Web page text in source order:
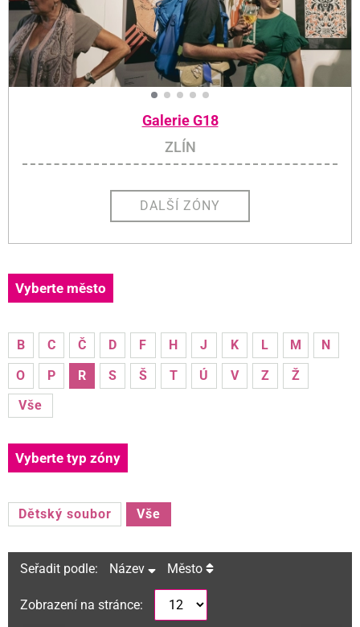
Galerie G18
ZLÍN
DALŠÍ ZÓNY
Vyberte město
B C Č D F H J K L M
N
O
P R S Š T Ú V Z
Ž
Vše
Vyberte typ zóny
Dětský soubor Vše
Seřadit podle: Název Město
Zobrazení na stránce: